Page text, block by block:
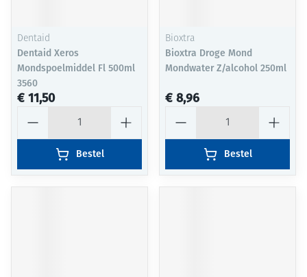
Dentaid
Dentaid Xeros
Mondspoelmiddel Fl 500ml
3560
€ 11,50
Bestel
Bioxtra
Bioxtra Droge Mond
Mondwater Z/alcohol 250ml
€ 8,96
Bestel